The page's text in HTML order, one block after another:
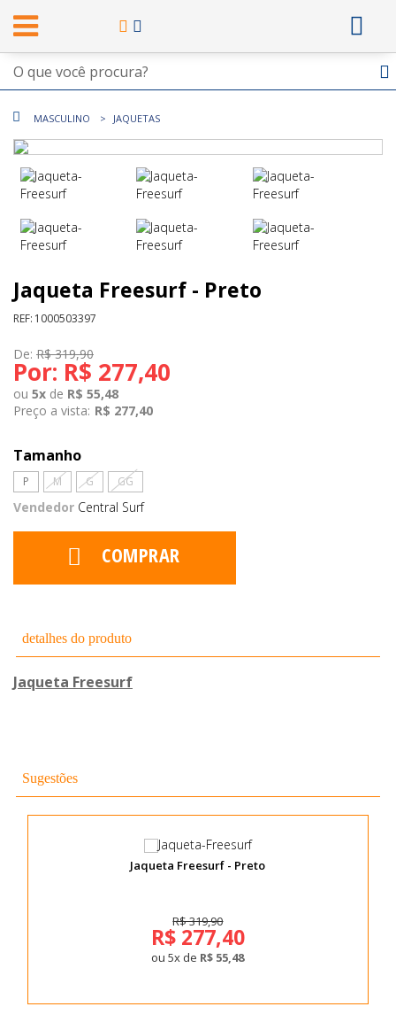
MASCULINO JAQUETAS
Jaqueta Freesurf - Preto
REF: 1000503397
De: R$ 319,90
Por: R$ 277,40
ou 5x de R$ 55,48
Preço a vista: R$ 277,40
Tamanho
P M G GG
Vendedor Central Surf
COMPRAR
detalhes do produto
Jaqueta Freesurf
Sugestões
Jaqueta Freesurf - Preto
R$ 319,90
R$ 277,40
ou 5x de R$ 55,48